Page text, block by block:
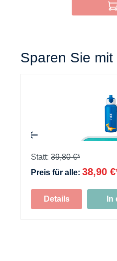
In den
Sparen Sie
Statt: 39,80 €*
Preis für alle: 38,90
Details